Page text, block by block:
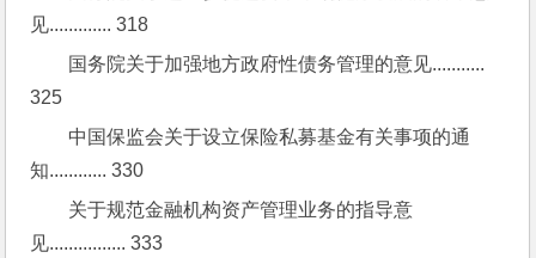
见............. 318
国务院关于加强地方政府性债务管理的意见...........
325
中国保监会关于设立保险私募基金有关事项的通
知............ 330
关于规范金融机构资产管理业务的指导意
见................ 333